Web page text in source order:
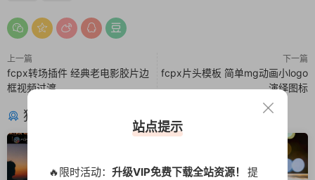
上一篇
fcpx转场插件 经典老电影胶片边
框视频过渡
下一篇
fcpx片头模板 简单mg动画小logo
演绎图标
猜你喜欢
站点提示
🔥限时活动： 升级VIP免费下载全站资源！ 提